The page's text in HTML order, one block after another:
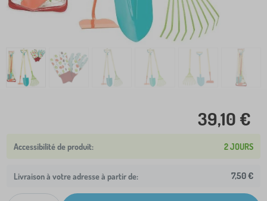
39,10 €
2 JOURS
Livraison à votre adresse à partir de: 7,50 €